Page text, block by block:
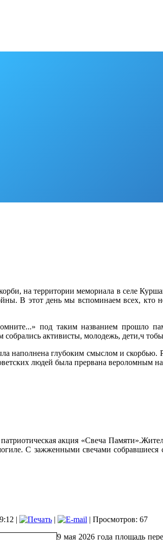
на территории мемориала в селе
В этот день мы вспоминаем всех, кто
под таким названием прошло
собрались активисты, молодежь, дети,ч
наполнена глубоким смыслом и скорбью.
людей была прервана вероломным
акция «Свеча
С зажженными свечами
| |
| Просмотров: 67
9 мая 2026 года площадь